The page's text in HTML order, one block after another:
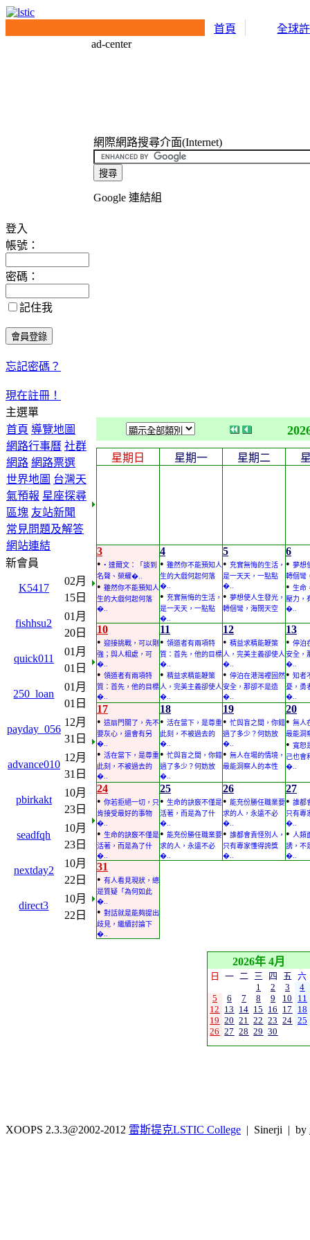
首頁 全球
登入
帳號：
密碼：
記住我
忘記密碼？
現在註冊！
主選單
首頁 導覽地圖
網路行事曆 社群
網路 網路票選
世界地圖 台灣天
氣預報 星座探尋
區塊 友站新聞
常見問題及解答
網站連結
新會員
K5417
02月
15日
fishhsu2
01月
20日
quick011
01月
01日
250_loan
01月
01日
payday_056
12月
31日
advance010
12月
31日
pbirkakt
10月
23日
seadfqh
10月
23日
nextday2
10月
22日
direct3
10月
22日
ad-center
網際網路搜尋介面(Internet)
Google 連結組
星期日 星期一 星期二
3
• • 達爾文：「談到
名聲、榮耀�..
• 雖然你不能預知人
生的大戲何起何落
�..
4
• 雖然你不能預知人
生的大戲何起何落
�..
• 充實無悔的生活，
是一天天，一點點
�..
5
• 充實無悔的生活，
是一天天，一點點
�..
• 夢想使人生發光，
轉個彎，海闊天空
6
• 夢想
轉個彎
• 生命
壓力，
�..
10
• 迎接挑戰，可以剛
強；與人相處，可
�..
• 領道者有兩項特
質：首先，他的目標
�..
11
• 領道者有兩項特
質：首先，他的目標
�..
• 精益求精能鞭策
人，完美主義卻使人
�..
12
• 精益求精能鞭策
人，完美主義卻使人
�..
• 停泊在港灣裡固然
安全，那卻不是造
�..
13
• 停泊
安全，
�..
• 知者
憂，勇
�..
17
• 這扇門關了，先不
要灰心，還會有另
�..
• 活在當下，是尊重
此刻，不被過去的
�..
18
• 活在當下，是尊重
此刻，不被過去的
�..
• 忙與盲之間，你錯
過了多少？何妨放
�..
19
• 忙與盲之間，你錯
過了多少？何妨放
�..
• 無人在場的情境，
最能洞察人的本性
20
• 無人
最能洞
• 寬恕
己也會
�..
24
• 你若拒絕一切，只
肯接受最好的事物
�..
• 生命的訣竅不僅是
活著，而是為了什
�..
25
• 生命的訣竅不僅是
活著，而是為了什
�..
• 能充份勝任職業要
求的人，永遠不必
�..
26
• 能充份勝任職業要
求的人，永遠不必
�..
• 誰都會責怪別人，
只有專家懂得誇獎
�..
27
• 誰都
只有專
�..
• 人類
誘，不
�..
31
• 有人看見現狀，總
是質疑「為何如此
�..
• 對話就是能夠提出
歧見，繼續討論下
�..
2026年 4月
日 一 二 三 四 五
六
1
2 3
4
5
6 7 8 9 10
11
12 13 14 15 16 17
18
19 20 21 22 23 24 25
26 27 28 29 30
XOOPS 2.3.3@2002-2012 雷斯提克LSTIC College | Sinerji | by